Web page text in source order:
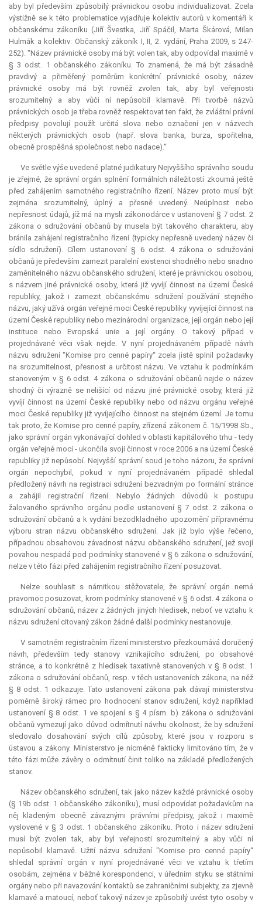
aby byl především způsobilý právnickou osobu individualizovat. Zcela
výstižně se k této problematice vyjadřuje kolektiv autorů v komentáři k
občanskému zákoníku (Jiří Švestka, Jiří Spáčil, Marta Škárová, Milan
Hulmák a kolektiv: Občanský zákoník I, II, 2. vydání, Praha 2009, s 247-
252). "Název právnické osoby má být volen tak, aby odpovídal maximě v
§ 3 odst. 1 občanského zákoníku. To znamená, že má být zásadně
pravdivý a přiměřený poměrům konkrétní právnické osoby, název
právnické osoby má být rovněž zvolen tak, aby byl veřejnosti
srozumitelný a aby vůči ní nepůsobil klamavě. Při tvorbě názvů
právnických osob je třeba rovněž respektovat ten fakt, že zvláštní právní
předpisy povolují použít určitá slova nebo označení jen v názvech
některých právnických osob (např. slova banka, burza, spořitelna,
obecně prospěšná společnost nebo nadace).“
Ve světle výše uvedené platné judikatury Nejvyššího správního soudu
je zřejmé, že správní orgán splnění formálních náležitostí zkoumá ještě
před zahájením samotného registračního řízení. Název proto musí být
zejména srozumitelný, úplný a přesně uvedený. Neúplnost nebo
nepřesnost údajů, jíž má na mysli zákonodárce v ustanovení § 7 odst. 2
zákona o sdružování občanů by musela být takového charakteru, aby
bránila zahájení registračního řízení (typicky nepřesně uvedený název či
sídlo sdružení). Cílem ustanovení § 6 odst. 4 zákona o sdružování
občanů je především zamezit paralelní existenci shodného nebo snadno
zaměnitelného názvu občanského sdružení, které je právnickou osobou,
s názvem jiné právnické osoby, která již vyvíjí činnost na území České
republiky, jakož i zamezit občanskému sdružení používání stejného
názvu, jaký užívá orgán veřejné moci České republiky vyvíjející činnost na
území České republiky nebo mezinárodní organizace, její orgán nebo její
instituce nebo Evropská unie a její orgány. O takový případ v
projednávané věci však nejde. V nyní projednávaném případě návrh
názvu sdružení "Komise pro cenné papíry“ zcela jistě splnil požadavky
na srozumitelnost, přesnost a určitost názvu. Ve vztahu k podmínkám
stanoveným v § 6 odst. 4 zákona o sdružování občanů nejde o název
shodný či výrazně se nelišící od názvu jiné právnické osoby, která již
vyvíjí činnost na území České republiky nebo od názvu orgánu veřejné
moci České republiky již vyvíjejícího činnost na stejném území. Je tomu
tak proto, že Komise pro cenné papíry, zřízená zákonem č. 15/1998 Sb.,
jako správní orgán vykonávající dohled v oblasti kapitálového trhu - tedy
orgán veřejné moci - ukončila svoji činnost v roce 2006 a na území České
republiky již nepůsobí. Nejvyšší správní soud je toho názoru, že správní
orgán nepochybil, pokud v nyní projednávaném případě shledal
předložený návrh na registraci sdružení bezvadným po formální stránce
a zahájil registrační řízení. Nebylo žádných důvodů k postupu
žalovaného správního orgánu podle ustanovení § 7 odst. 2 zákona o
sdružování občanů a k vydání bezodkladného upozornění přípravnému
výboru stran názvu občanského sdružení. Jak již bylo výše řečeno,
případnou obsahovou závadnost názvu občanského sdružení, jež svojí
povahou nespadá pod podmínky stanovené v § 6 zákona o sdružování,
nelze v této fázi před zahájením registračního řízení posuzovat.
Nelze souhlasit s námitkou stěžovatele, že správní orgán nemá
pravomoc posuzovat, krom podmínky stanovené v § 6 odst. 4 zákona o
sdružování občanů, název z žádných jiných hledisek, neboť ve vztahu k
názvu sdružení citovaný zákon žádné další podmínky nestanovuje.
V samotném registračním řízení ministerstvo přezkoumává doručený
návrh, především tedy stanovy vznikajícího sdružení, po obsahové
stránce, a to konkrétně z hledisek taxativně stanovených v § 8 odst. 1
zákona o sdružování občanů, resp. v těch ustanoveních zákona, na něž
§ 8 odst. 1 odkazuje. Tato ustanovení zákona pak dávají ministerstvu
poměrně široký rámec pro hodnocení stanov sdružení, když například
ustanovení § 8 odst. 1 ve spojení s § 4 písm. b) zákona o sdružování
občanů vymezují jako důvod odmítnutí návrhu okolnost, že by sdružení
sledovalo dosahování svých cílů způsoby, které jsou v rozporu s
ústavou a zákony. Ministerstvo je nicméně fakticky limitováno tím, že v
této fázi může závěry o odmítnutí činit toliko na základě předložených
stanov.
Název občanského sdružení, tak jako název každé právnické osoby
(§ 19b odst. 1 občanského zákoníku), musí odpovídat požadavkům na
něj kladeným obecně závaznými právními předpisy, jakož i maximě
vyslovené v § 3 odst. 1 občanského zákoníku. Proto i název sdružení
musí být zvolen tak, aby byl veřejnosti srozumitelný a aby vůči ní
nepůsobil klamavě. Užití názvu sdružení "Komise pro cenné papíry“
shledal správní orgán v nyní projednávané věci ve vztahu k třetím
osobám, zejména v běžné korespondenci, v úředním styku se státními
orgány nebo při navazování kontaktů se zahraničními subjekty, za zjevně
klamavé a matoucí, neboť takový název je způsobilý uvést tyto osoby v